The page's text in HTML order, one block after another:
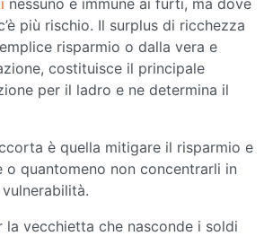
più rischio. Il surplus di ricchezza
risparmio o dalla vera e
costituisce il principale
per il ladro e ne determina il
è quella mitigare il risparmio e
o quantomeno non concentrarli in
la vecchietta che nasconde i soldi